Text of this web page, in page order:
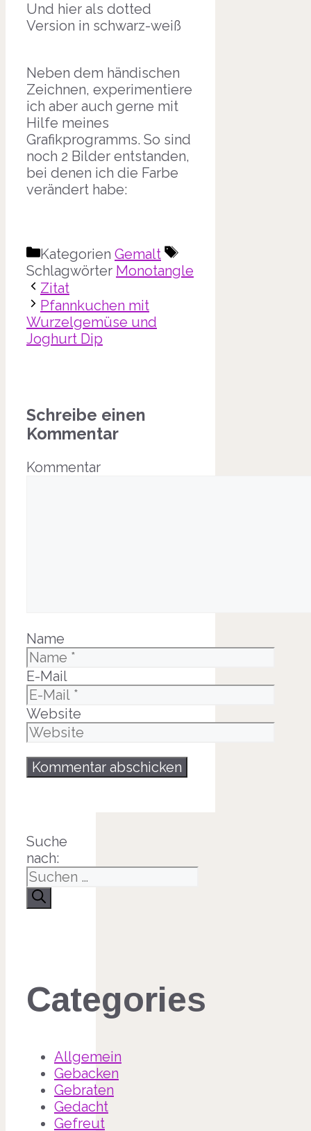
Und hier als dotted
Version in schwarz-weiß
Neben dem händischen
Zeichnen, experimentiere
ich aber auch gerne mit
Hilfe meines
Grafikprogramms. So sind
noch 2 Bilder entstanden,
bei denen ich die Farbe
verändert habe:
Kategorien Gemalt
Schlagwörter Monotangle
Zitat
Pfannkuchen mit
Wurzelgemüse und
Joghurt Dip
Schreibe einen
Kommentar
Kommentar
Name
E-Mail
Website
Suche
nach:
Categories
Allgemein
Gebacken
Gebraten
Gedacht
Gefreut